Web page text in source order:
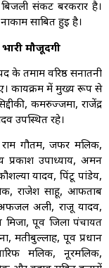
संकट बरकरार है।
साबित हुई है।
मौजूदगी
के तमाम वरिष्ठ सनातनी
में मुख्य रूप से
कमरुज्जमा, राजेंद्र
उपस्थित रहे।
गौतम, जफर मलिक,
प्रकाश उपाध्याय, अमन
यादव, पिंटू पांडेय,
राजेश साहू, आफताब
अली, राजू यादव,
पूर्व जिला पंचायत
मतीबुल्लाह, पूर्व प्रधान
मलिक, नूरमलिक,